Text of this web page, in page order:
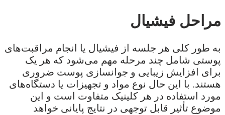
مراحل فیشیال
به طور کلی هر جلسه از فیشیال یا انجام مراقبت‌های
پوستی شامل چند مرحله مهم می‌شود که هر یک
برای افزایش زیبایی و جوانسازی پوست ضروری
هستند. با این حال نوع مواد و تجهیزات یا دستگاه‌های
مورد استفاده در هر کلینیک متفاوت است و این
موضوع تأثیر قابل توجهی در نتایج پایانی خواهد